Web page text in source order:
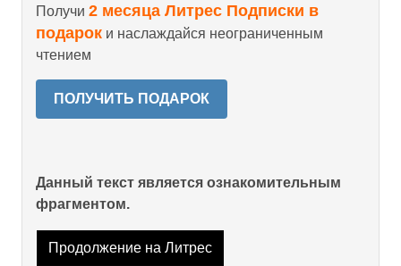
Получи 2 месяца Литрес Подписки в
подарок и наслаждайся неограниченным
чтением
ПОЛУЧИТЬ ПОДАРОК
Данный текст является ознакомительным
фрагментом.
Продолжение на Литрес